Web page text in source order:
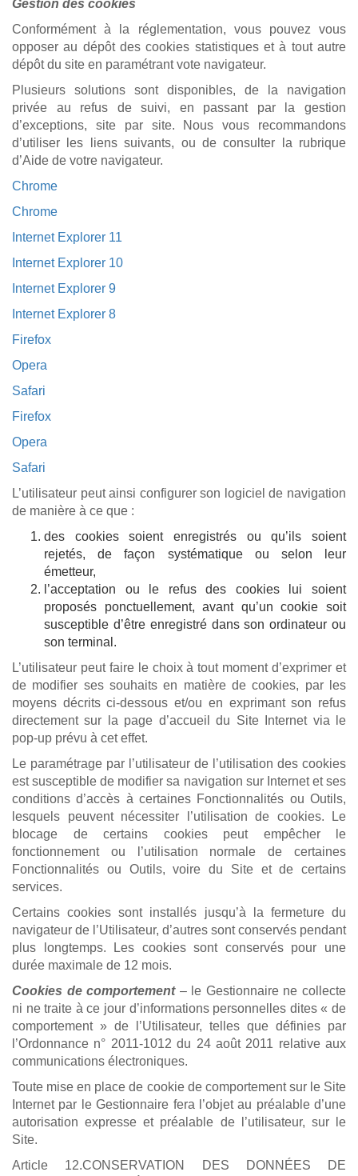
Gestion des cookies
Conformément à la réglementation, vous pouvez vous
opposer au dépôt des cookies statistiques et à tout autre
dépôt du site en paramétrant vote navigateur.
Plusieurs solutions sont disponibles, de la navigation
privée au refus de suivi, en passant par la gestion
d’exceptions, site par site. Nous vous recommandons
d’utiliser les liens suivants, ou de consulter la rubrique
d’Aide de votre navigateur.
Chrome
Chrome
Internet Explorer 11
Internet Explorer 10
Internet Explorer 9
Internet Explorer 8
Firefox
Opera
Safari
Firefox
Opera
Safari
L’utilisateur peut ainsi configurer son logiciel de navigation
de manière à ce que :
des cookies soient enregistrés ou qu’ils soient
rejetés, de façon systématique ou selon leur
émetteur,
l’acceptation ou le refus des cookies lui soient
proposés ponctuellement, avant qu’un cookie soit
susceptible d’être enregistré dans son ordinateur ou
son terminal.
L’utilisateur peut faire le choix à tout moment d’exprimer et
de modifier ses souhaits en matière de cookies, par les
moyens décrits ci-dessous et/ou en exprimant son refus
directement sur la page d’accueil du Site Internet via le
pop-up prévu à cet effet.
Le paramétrage par l’utilisateur de l’utilisation des cookies
est susceptible de modifier sa navigation sur Internet et ses
conditions d’accès à certaines Fonctionnalités ou Outils,
lesquels peuvent nécessiter l’utilisation de cookies. Le
blocage de certains cookies peut empêcher le
fonctionnement ou l’utilisation normale de certaines
Fonctionnalités ou Outils, voire du Site et de certains
services.
Certains cookies sont installés jusqu’à la fermeture du
navigateur de l’Utilisateur, d’autres sont conservés pendant
plus longtemps. Les cookies sont conservés pour une
durée maximale de 12 mois.
Cookies de comportement– le Gestionnaire ne collecte
ni ne traite à ce jour d’informations personnelles dites « de
comportement » de l’Utilisateur, telles que définies par
l’Ordonnance n° 2011-1012 du 24 août 2011 relative aux
communications électroniques.
Toute mise en place de cookie de comportement sur le Site
Internet par le Gestionnaire fera l’objet au préalable d’une
autorisation expresse et préalable de l’utilisateur, sur le
Site.
Article 12.CONSERVATION DES DONNÉES DE